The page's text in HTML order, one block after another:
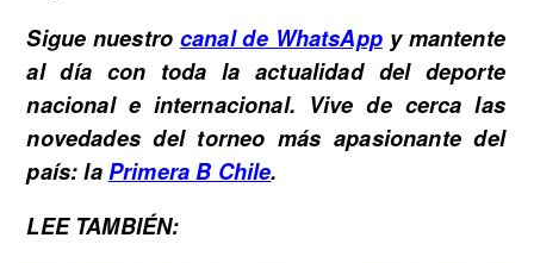
Sigue nuestro canal de WhatsAppy mantente
al día con toda la actualidad del deporte
nacional e internacional. Vive de cerca las
novedades del torneo más apasionante del
país: laPrimera B Chile.
LEE TAMBIÉN: